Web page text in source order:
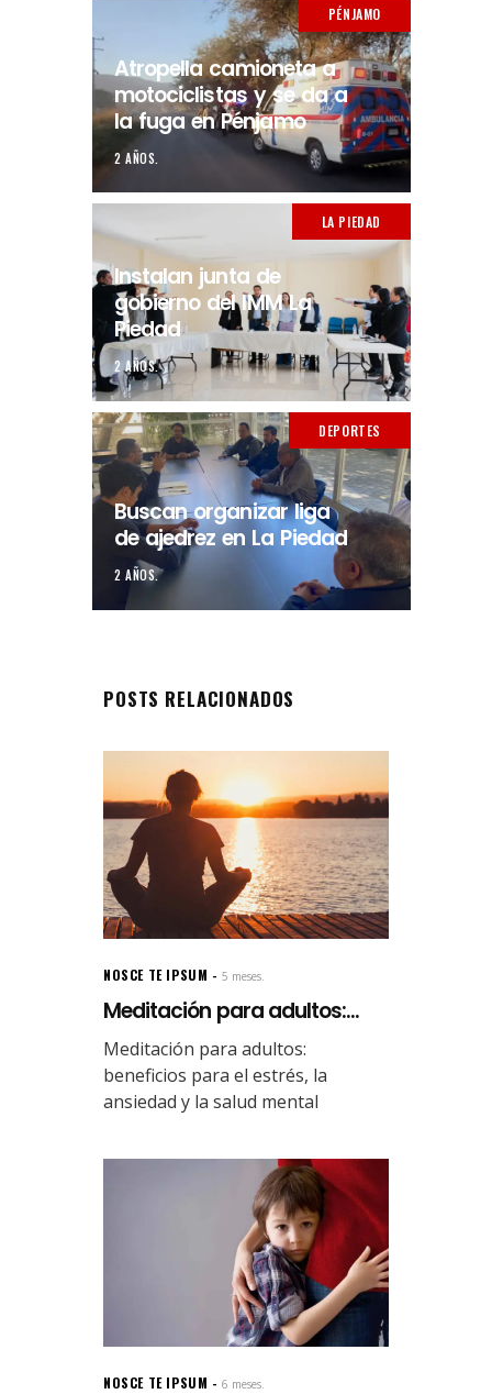
PÉNJAMO
Atropella camioneta a
motociclistas y se da a
la fuga en Pénjamo
2 AÑOS.
LA PIEDAD
Instalan junta de
gobierno del IMM La
Piedad
2 AÑOS.
DEPORTES
Buscan organizar liga
de ajedrez en La Piedad
2 AÑOS.
POSTS RELACIONADOS
NOSCE TE IPSUM 5 meses.
Meditación para adultos:...
Meditación para adultos:
beneficios para el estrés, la
ansiedad y la salud mental
NOSCE TE IPSUM 6 meses.